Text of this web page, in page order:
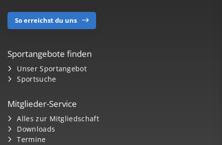
So erreichst du uns
Sportangebote finden
Unser Sportangebot
Sportsuche
Mitglieder-Service
Alles zur Mitgliedschaft
Downloads
Termine